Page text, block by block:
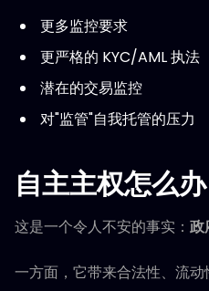
更多监控要求
更严格的 KYC/AML 执法
潜在的交易监控
对"监管"自我托管的压力
自主主权怎么
这是一个令人不安的事实： 政
一方面，它带来合法性、流动